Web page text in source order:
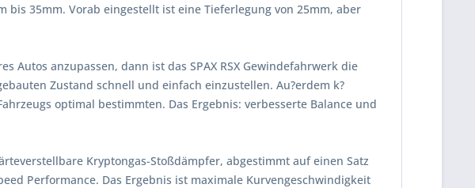
35mm. Vorab eingestellt ist eine Tieferlegung von 25mm, aber
anzupassen, dann ist das SPAX RSX Gewindefahrwerk die
Zustand schnell und einfach einzustellen. Au?erdem k?
optimal bestimmten. Das Ergebnis: verbesserte Balance und
Kryptongas-Stoßdämpfer, abgestimmt auf einen Satz
Performance. Das Ergebnis ist maximale Kurvengeschwindigkeit